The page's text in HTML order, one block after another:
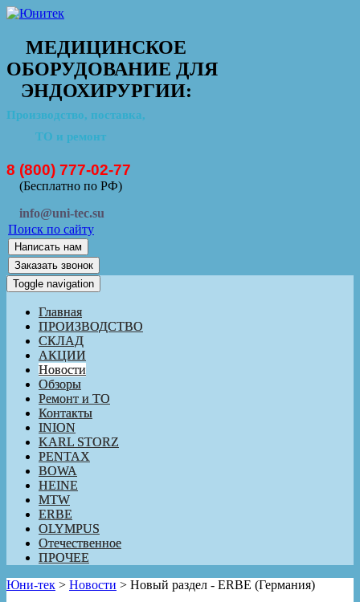
МЕДИЦИНСКОЕ
ОБОРУДОВАНИЕ ДЛЯ
ЭНДОХИРУРГИИ:
Производство, поставка,
ТО и ремонт
8 (800) 777-02-77
(Бесплатно по РФ)
info@uni-tec.su
Поиск по сайту
Написать нам
Заказать звонок
Toggle navigation
Главная
ПРОИЗВОДСТВО
СКЛАД
АКЦИИ
Новости
Обзоры
Ремонт и ТО
Контакты
INION
KARL STORZ
PENTAX
BOWA
HEINE
MTW
ERBE
OLYMPUS
Отечественное
ПРОЧЕЕ
Юни-тек > Новости > Новый раздел - ERBE (Германия)